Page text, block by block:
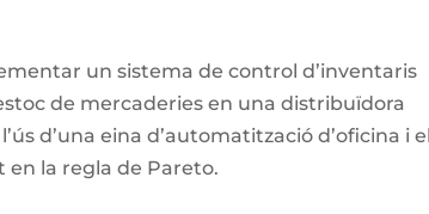
un sistema de control d’inventaris
de mercaderies en una distribuïdora
d’una eina d’automatització d’oficina i el
en la regla de Pareto.